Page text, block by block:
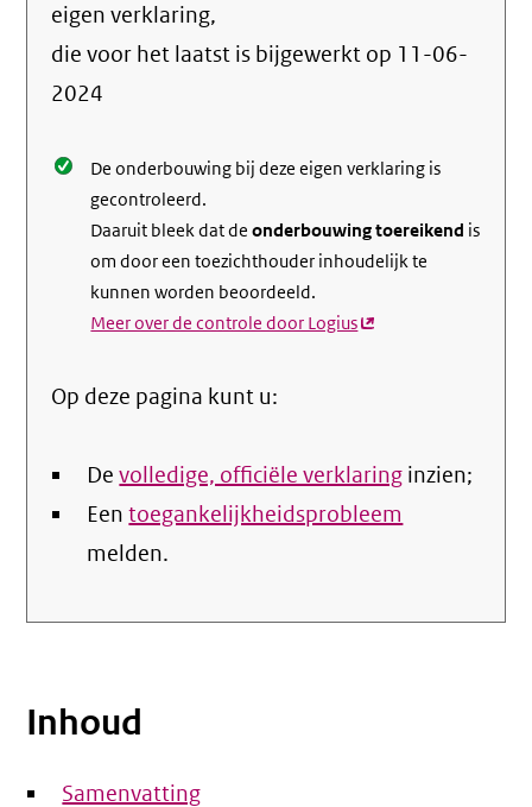
over
eigen verklaring,
die voor het laatst is bijgewerkt op 11-06-
2024
De onderbouwing bij deze eigen verklaring is
gecontroleerd.
Daaruit bleek dat deonderbouwing toereikend is
om door een toezichthouder inhoudelijk te
kunnen worden beoordeeld.
Meer over de controle door Logius(externe
Op deze pagina kunt u:
Devolledige, officiële verklaring inzien;
Eentoegankelijkheidsprobleem
melden.
Inhoud
Samenvatting